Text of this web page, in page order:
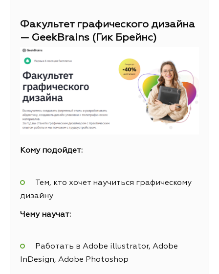
Факультет графического дизайна
— GeekBrains (Гик Брейнс)
Кому подойдет:
Тем, кто хочет научиться графическому
дизайну
Чему научат:
Работать в Adobe illustrator, Adobe
InDesign, Adobe Photoshop